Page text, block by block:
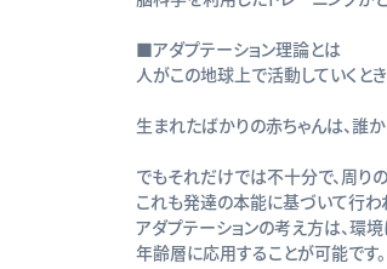
■アダプテーション理論とは
人がこの地球上で活動していくと
生まれたばかりの赤ちゃんは、誰
でもそれだけでは不十分で、周り
これも発達の本能に基づいて行わ
アダプテーションの考え方は、環
年齢層に応用することが可能です。